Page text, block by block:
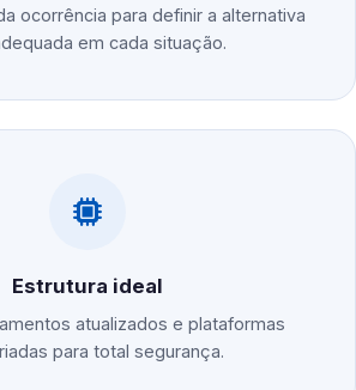
ocorrência para definir a alternativa
em cada situação.
Estrutura ideal
atualizados e plataformas
para total segurança.